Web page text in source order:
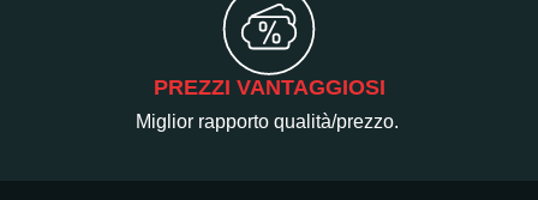
PREZZI VANTAGGIOSI
Miglior rapporto qualità/prezzo.